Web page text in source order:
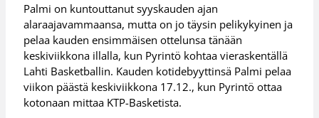
Palmi on kuntouttanut syyskauden ajan
alaraajavammaansa, mutta on jo täysin pelikykyinen ja
pelaa kauden ensimmäisen ottelunsa tänään
keskiviikkona illalla, kun Pyrintö kohtaa vieraskentällä
Lahti Basketballin. Kauden kotidebyyttinsä Palmi pelaa
viikon päästä keskiviikkona 17.12., kun Pyrintö ottaa
kotonaan mittaa KTP-Basketista.